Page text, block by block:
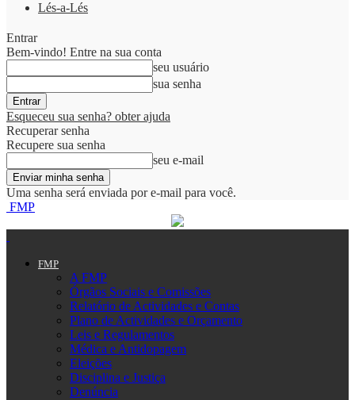
Lés-a-Lés
Entrar
Bem-vindo! Entre na sua conta
seu usuário
sua senha
Esqueceu sua senha? obter ajuda
Recuperar senha
Recupere sua senha
seu e-mail
Uma senha será enviada por e-mail para você.
FMP
FMP
A FMP
Órgãos Sociais e Comissões
Relatório de Actividades e Contas
Plano de Actividades e Orçamento
Leis e Regulamentos
Médica e Antidopagem
Eleições
Disciplina e Justiça
Denúncia